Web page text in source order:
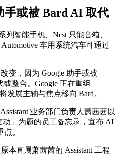
手或被 Bard AI 取代
列智能手机、Nest 只能音箱、
车用系统汽车可通过
变，因为 Google 助手或被
或整合。Google 正在重组
发展主轴与焦点移向 Bard。
业务部门负责人萧茜茜以
动」为题的员工备忘录，宣布 AI
。
本直属萧茜茜的 Assistant 工程